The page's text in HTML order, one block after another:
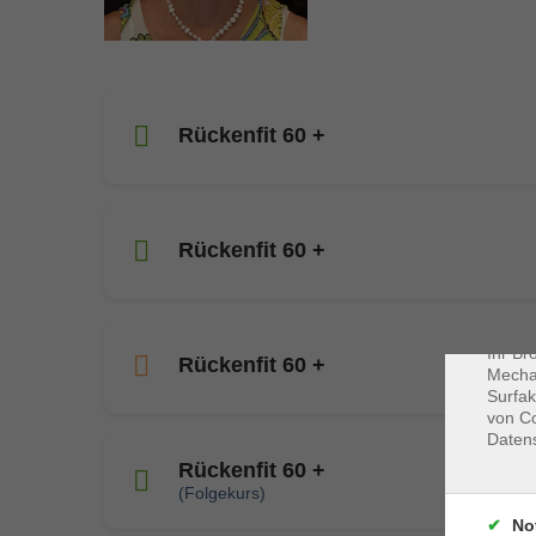
Rückenfit 60 +
Rückenfit 60 +
Rückenfit 60 +
Rückenfit 60 +
(Folgekurs)
Ihr
von